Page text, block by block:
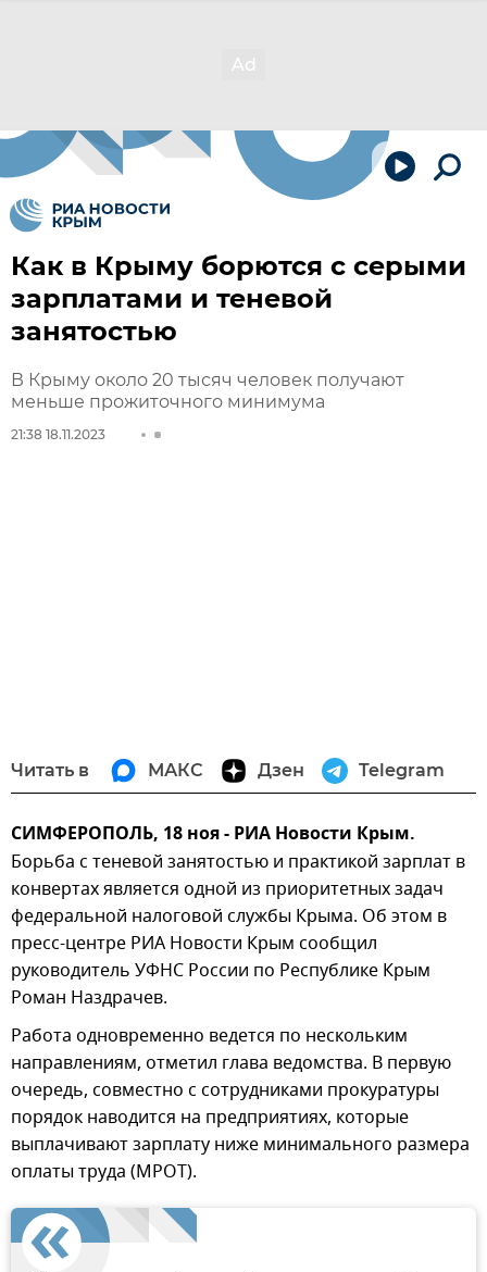
Как в Крыму борются с серыми
зарплатами и теневой
занятостью
В Крыму около 20 тысяч человек получают
меньше прожиточного минимума
21:38 18.11.2023
Читать в МАКС Дзен Telegram
СИМФЕРОПОЛЬ, 18 ноя - РИА Новости Крым.
Борьба с теневой занятостью и практикой зарплат в
конвертах является одной из приоритетных задач
федеральной налоговой службы Крыма. Об этом в
пресс-центре РИА Новости Крым сообщил
руководитель УФНС России по Республике Крым
Роман Наздрачев.
Работа одновременно ведется по нескольким
направлениям, отметил глава ведомства. В первую
очередь, совместно с сотрудниками прокуратуры
порядок наводится на предприятиях, которые
выплачивают зарплату ниже минимального размера
оплаты труда (МРОТ).